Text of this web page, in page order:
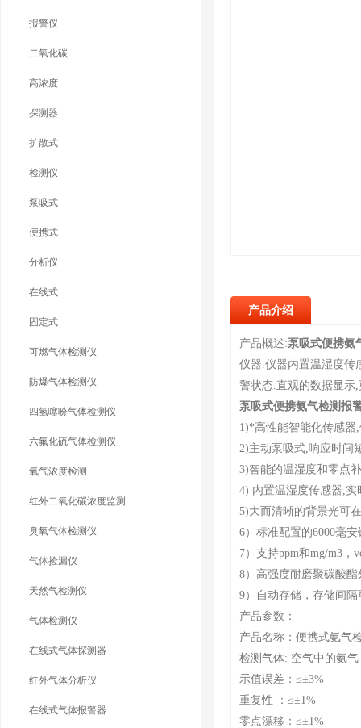
报警仪
二氧化碳
高浓度
探测器
扩散式
检测仪
泵吸式
便携式
分析仪
在线式
固定式
可燃气体检测仪
防爆气体检测仪
四氢噻吩气体检测仪
六氟化硫气体检测仪
氧气浓度检测
红外二氧化碳浓度监测
臭氧气体检测仪
气体捡漏仪
天然气检测仪
气体检测仪
在线式气体探测器
红外气体分析仪
在线式气体报警器
产品介绍
产品概述:泵吸式便携氨
仪器.仪器内置温湿度传
警状态.直观的数据显示
泵吸式便携氨气检测报
1)*高性能智能化传感器
2)主动泵吸式,响应时间
3)智能的温湿度和零点
4) 内置温湿度传感器,
5)大而清晰的背景光可
6）标准配置的6000毫
7）支持ppm和mg/m3
8）高强度耐磨聚碳酸
9）自动存储，存储间
产品参数：
产品名称：便携式氨气
检测气体: 空气中的氨气
示值误差：≤±3%
重复性 ：≤±1%
零点漂移：≤±1%